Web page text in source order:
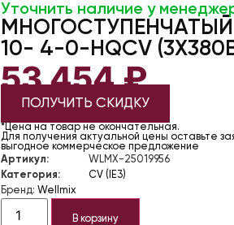
Уточнить наличие у
МНОГОСТУПЕНЧАТЫЙ
10- 4-0-HQCV
53 454₽
ПОЛУЧИТЬ СКИДКУ
*Цена на товар не окончательная.
Для получения актуальной цены оставьте
выгодное коммерческое предложение
Артикул:
WLMX-25019956
Категория:
CV (IE3)
Бренд: Wellmix
В корзину